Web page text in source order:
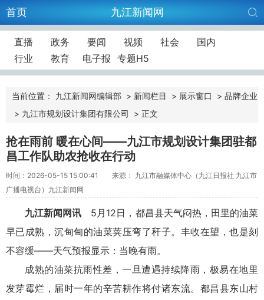
首页 九江新闻网
直播 政务 要闻 视频 社会
国内
行业
教育 电子报 专题H5
当前位置： 九江新闻网编辑部 > 新闻栏目 > 展示窗口 > 品牌企业
> 九江市规划设计集团有限公司 > 正文
抢在雨前 暖在心间——九江市规划设计集团驻都
昌工作队助农抢收在行动
时间：2026-05-15 15:00:41
来源： 九江市融媒体中心（九江日报社 九江市
广播电视台）九江新闻网
九江新闻网讯
5月12日，都昌县天气闷热，田里的油菜
早已成熟，沉甸甸的油菜荚压弯了秆子。丰收在望，也是刻
不容缓——天气预报显示：当晚有雨。
成熟的油菜抗雨性差，一旦遭遇持续降雨，极易在地里
发芽霉烂，届时一年的辛苦耕作将付诸东流。都昌县东山村